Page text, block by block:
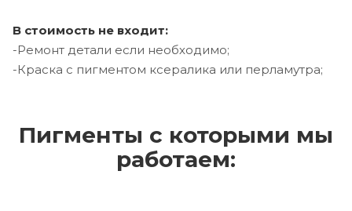
В стоимость не входит:
-Ремонт детали если необходимо;
-Краска с пигментом ксералика или перламутра;
Пигменты с которыми мы
работаем: